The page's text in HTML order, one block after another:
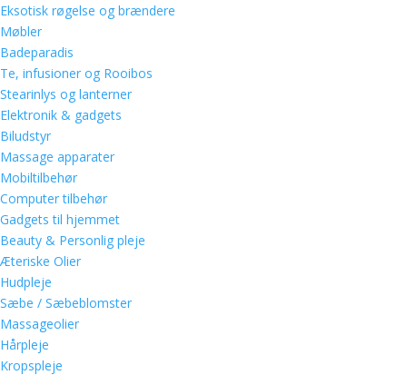
Eksotisk røgelse og brændere
Møbler
Badeparadis
Te, infusioner og Rooibos
Stearinlys og lanterner
Elektronik & gadgets
Biludstyr
Massage apparater
Mobiltilbehør
Computer tilbehør
Gadgets til hjemmet
Beauty & Personlig pleje
Æteriske Olier
Hudpleje
Sæbe / Sæbeblomster
Massageolier
Hårpleje
Kropspleje